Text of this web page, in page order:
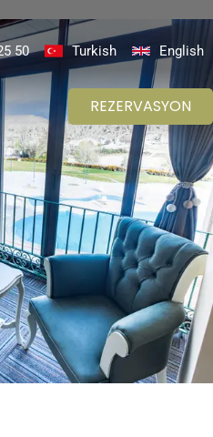
50 Turkish English
REZERVASYON